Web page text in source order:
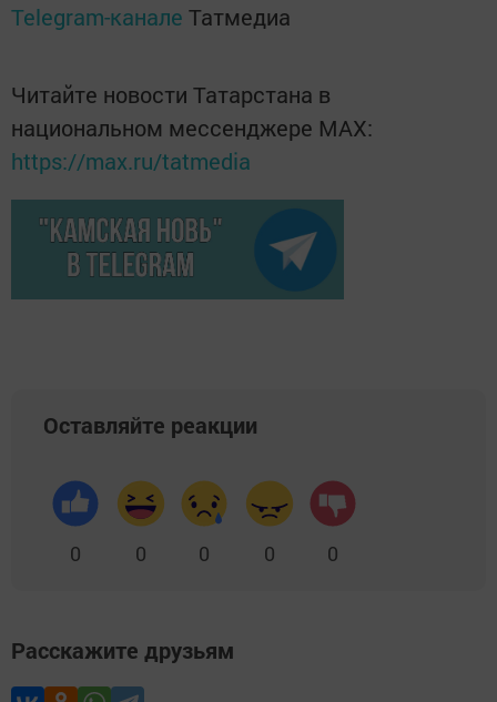
Telegram-канале Татмедиа
Читайте новости Татарстана в
национальном мессенджере MАХ:
https://max.ru/tatmedia
Оставляйте реакции
0 0 0 0 0
Расскажите друзьям